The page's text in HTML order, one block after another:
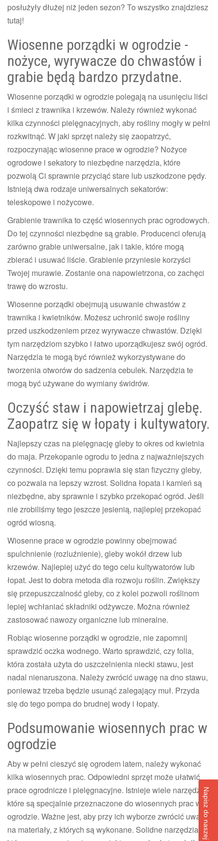
posłużyły dłużej niż jeden sezon? To wszystko znajdziesz
tutaj!
Wiosenne porządki w ogrodzie -
nożyce, wyrywacze do chwastów i
grabie będą bardzo przydatne.
Wiosenne porządki w ogrodzie polegają na usunięciu liści
i śmieci z trawnika i krzewów. Należy również wykonać
kilka czynności pielęgnacyjnych, aby rośliny mogły w pełni
rozkwitnąć. W jaki sprzęt należy się zaopatrzyć,
rozpoczynając wiosenne prace w ogrodzie? Nożyce
ogrodowe i sekatory to niezbędne narzędzia, które
pozwolą Ci sprawnie przyciąć stare lub uszkodzone pędy.
Istnieją dwa rodzaje uniwersalnych sekatorów:
teleskopowe i nożycowe.
Grabienie trawnika to część wiosennych prac ogrodowych.
Do tej czynności niezbędne są grabie. Producenci oferują
zarówno grabie uniwersalne, jak i takie, które mogą
zbierać i usuwać liście. Grabienie przyniesie korzyści
Twojej murawie. Zostanie ona napowietrzona, co zachęci
trawę do wzrostu.
Wiosenne porządki obejmują usuwanie chwastów z
trawnika i kwietników. Możesz uchronić swoje rośliny
przed uszkodzeniem przez wyrywacze chwastów. Dzięki
tym narzędziom szybko i łatwo uporządkujesz swój ogród.
Narzędzia te mogą być również wykorzystywane do
tworzenia otworów do sadzenia cebulek. Narzędzia te
mogą być używane do wymiany świdrów.
Oczyść staw i napowietrzaj glebę.
Zaopatrz się w łopaty i kultywatory.
Najlepszy czas na pielęgnację gleby to okres od kwietnia
do maja. Przekopanie ogrodu to jedna z najważniejszych
czynności. Dzięki temu poprawia się stan fizyczny gleby,
co pozwala na lepszy wzrost. Solidna łopata i kamień są
niezbędne, aby sprawnie i szybko przekopać ogród. Jeśli
nie zrobiliśmy tego jeszcze jesienią, najlepiej przekopać
ogród wiosną.
Wiosenne prace w ogrodzie powinny obejmować
spulchnienie (rozluźnienie), gleby wokół drzew lub
krzewów. Najlepiej użyć do tego celu kultywatorów lub
łopat. Jest to dobra metoda dla rozwoju roślin. Zwiększy
się przepuszczalność gleby, co z kolei pozwoli roślinom
lepiej wchłaniać składniki odżywcze. Można również
zastosować nawozy organiczne lub mineralne.
Robiąc wiosenne porządki w ogrodzie, nie zapomnij
sprawdzić oczka wodnego. Warto sprawdzić, czy folia,
która została użyta do uszczelnienia niecki stawu, jest
nadal nienaruszona. Należy zwrócić uwagę na dno stawu,
ponieważ trzeba będzie usunąć zalegający muł. Przyda
się do tego pompa do brudnej wody i łopaty.
Podsumowanie wiosennych prac w
ogrodzie
Aby w pełni cieszyć się ogrodem latem, należy wykonać
kilka wiosennych prac. Odpowiedni sprzęt może ułatwić
prace ogrodnicze i pielęgnacyjne. Istnieje wiele narzędzi,
które są specjalnie przeznaczone do wiosennych prac w
ogrodzie. Ważne jest, aby przy ich wyborze zwrócić uwagę
na materiały, z których są wykonane. Solidne narzędzia,